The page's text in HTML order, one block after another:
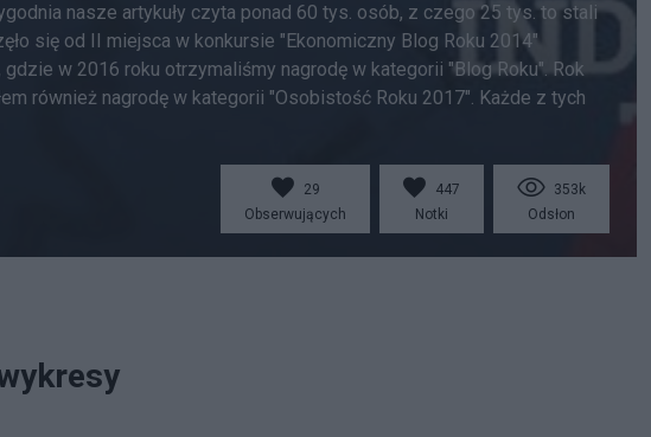
nasze artykuły czyta ponad 60 tys. osób, z czego 25 tys. to stali
się od II miejsca w konkursie "Ekonomiczny Blog Roku 2014"
w 2016 roku otrzymaliśmy nagrodę w kategorii "Blog Roku". Rok
również nagrodę w kategorii "Osobistość Roku 2017". Każde z tych
29
Obserwujących
447
Notki
353k
Odsłon